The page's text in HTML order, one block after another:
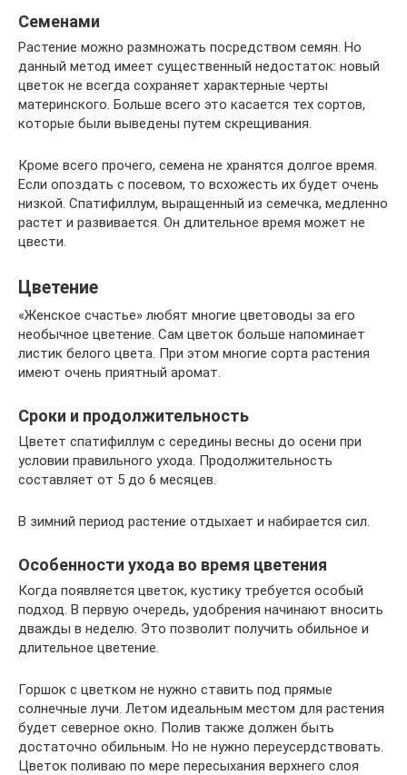
Семенами
Растение можно размножать посредством семян. Но
данный метод имеет существенный недостаток: новый
цветок не всегда сохраняет характерные черты
материнского. Больше всего это касается тех сортов,
которые были выведены путем скрещивания.
Кроме всего прочего, семена не хранятся долгое время.
Если опоздать с посевом, то всхожесть их будет очень
низкой. Спатифиллум, выращенный из семечка, медленно
растет и развивается. Он длительное время может не
цвести.
Цветение
«Женское счастье» любят многие цветоводы за его
необычное цветение. Сам цветок больше напоминает
листик белого цвета. При этом многие сорта растения
имеют очень приятный аромат.
Сроки и продолжительность
Цветет спатифиллум с середины весны до осени при
условии правильного ухода. Продолжительность
составляет от 5 до 6 месяцев.
В зимний период растение отдыхает и набирается сил.
Особенности ухода во время цветения
Когда появляется цветок, кустику требуется особый
подход. В первую очередь, удобрения начинают вносить
дважды в неделю. Это позволит получить обильное и
длительное цветение.
Горшок с цветком не нужно ставить под прямые
солнечные лучи. Летом идеальным местом для растения
будет северное окно. Полив также должен быть
достаточно обильным. Но не нужно переусердствовать.
Цветок поливаю по мере пересыхания верхнего слоя